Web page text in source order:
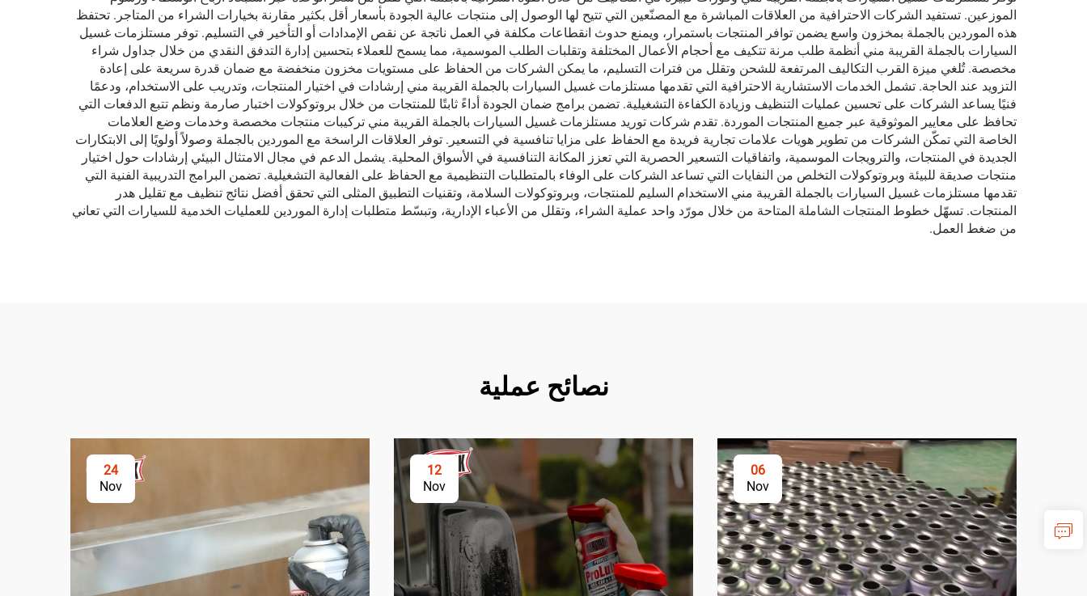
الموزعين. تستفيد الشركات الاحترافية من العلاقات المباشرة مع المصنّعين التي تتيح لها الوصول إلى منتجات عالية الجودة بأسعار أقل بكثير مقارنة بخيارات الشراء من المتاجر. تحتفظ
هذه الموردين بالجملة بمخزون واسع يضمن توافر المنتجات باستمرار، ويمنع حدوث انقطاعات مكلفة في العمل ناتجة عن نقص الإمدادات أو التأخير في التسليم. توفر مستلزمات غسيل
السيارات بالجملة القريبة مني أنظمة طلب مرنة تتكيف مع أحجام الأعمال المختلفة وتقلبات الطلب الموسمية، مما يسمح للعملاء بتحسين إدارة التدفق النقدي من خلال جداول شراء
مخصصة. تُلغي ميزة القرب التكاليف المرتفعة للشحن وتقلل من فترات التسليم، ما يمكن الشركات من الحفاظ على مستويات مخزون منخفضة مع ضمان قدرة سريعة على إعادة
التزويد عند الحاجة. تشمل الخدمات الاستشارية الاحترافية التي تقدمها مستلزمات غسيل السيارات بالجملة القريبة مني إرشادات في اختيار المنتجات، وتدريب على الاستخدام، ودعمًا
فنيًا يساعد الشركات على تحسين عمليات التنظيف وزيادة الكفاءة التشغيلية. تضمن برامج ضمان الجودة أداءً ثابتًا للمنتجات من خلال بروتوكولات اختبار صارمة ونظم تتبع الدفعات التي
تحافظ على معايير الموثوقية عبر جميع المنتجات الموردة. تقدم شركات توريد مستلزمات غسيل السيارات بالجملة القريبة مني تركيبات منتجات مخصصة وخدمات وضع العلامات
الخاصة التي تمكّن الشركات من تطوير هويات علامات تجارية فريدة مع الحفاظ على مزايا تنافسية في التسعير. توفر العلاقات الراسخة مع الموردين بالجملة وصولاً أولويًا إلى الابتكارات
الجديدة في المنتجات، والترويجات الموسمية، واتفاقيات التسعير الحصرية التي تعزز المكانة التنافسية في الأسواق المحلية. يشمل الدعم في مجال الامتثال البيئي إرشادات حول اختيار
منتجات صديقة للبيئة وبروتوكولات التخلص من النفايات التي تساعد الشركات على الوفاء بالمتطلبات التنظيمية مع الحفاظ على الفعالية التشغيلية. تضمن البرامج التدريبية الفنية التي
تقدمها مستلزمات غسيل السيارات بالجملة القريبة مني الاستخدام السليم للمنتجات، وبروتوكولات السلامة، وتقنيات التطبيق المثلى التي تحقق أفضل نتائج تنظيف مع تقليل هدر
المنتجات. تسهّل خطوط المنتجات الشاملة المتاحة من خلال مورّد واحد عملية الشراء، وتقلل من الأعباء الإدارية، وتبسّط متطلبات إدارة الموردين للعمليات الخدمية للسيارات التي تعاني
من ضغط العمل.
نصائح عملية
06
Nov
12
Nov
24
Nov